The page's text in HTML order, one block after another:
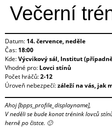
Večerní
Datum: 14. července, neděle
Čas: 18:00
Kde:Výcvikový sál, Institut
Vhodné pro: Lovci stínů
Počet hráčů:2-12
Úroveň nebezpečí:záleží na vás, jak
Ahoj [bpps_profile_displayname],
V neděli se bude konat trénink lovců
herně po čistce. 🙂